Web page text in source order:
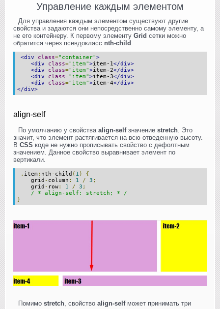
Управление каждым элементом
Для управления каждым элементом существуют другие
свойства и задаются они непосредственно самому элементу, а
не его контейнеру. К первому элементу Grid сетки можно
обратится через псевдокласс nth-child
<div class="container">
<div
class="item">item-1</div>
<div
class="item">item-2</div>
<div
class="item">item-3</div>
<div
class="item">item-4</div>
</div>
align-self
По умолчанию у свойства align-selfзначение stretch. Это
значит, что элемент растягивается на всю отведенную высоту.
В CSS коде не нужно прописывать свойство с дефолтным
значением. Данное свойство выравнивает элемент по
вертикали.
. item : nth - child ( 1 )
{
grid - column : 1 / 3 ;
grid - row: 1 / 3 ;
/ * align-self: stretch; * /
}
Помимо stretch, свойство align-selfможет принимать три